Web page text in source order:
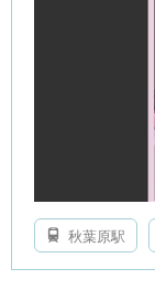
秋葉原駅